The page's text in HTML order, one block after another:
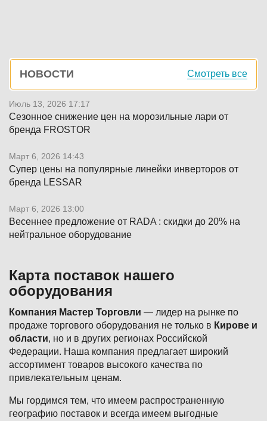
Боковая
панель
НОВОСТИ Смотреть все
Июль 13, 2026 17:17
Сезонное снижение цен на морозильные лари от
бренда FROSTOR
Март 6, 2026 14:43
Супер цены на популярные линейки инверторов от
бренда LESSAR
Март 6, 2026 13:00
Весеннее предложение от RADA : скидки до 20% на
нейтральное оборудование
Карта поставок нашего
оборудования
Компания Мастер Торговли — лидер на рынке по
продаже торгового оборудования не только в Кирове и
области, но и в других регионах Российской
Федерации. Наша компания предлагает широкий
ассортимент товаров высокого качества по
привлекательным ценам.
Мы гордимся тем, что имеем распространенную
географию поставок и всегда имеем выгодные